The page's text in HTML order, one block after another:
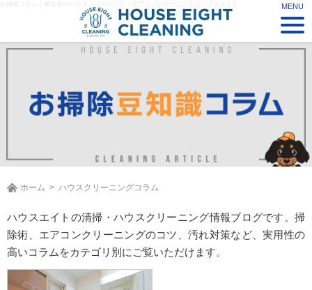
お掃除コラム｜横浜市のハウスクリーニング・エアコンクリーニングはハウスエイト
ホーム ハウスクリーニングコラム
ハウスエイトの清掃・ハウスクリーニング情報ブログです。掃
除術、エアコンクリーニングのコツ、汚れ対策など、実用性の
高いコラムをカテゴリ別にご覧いただけます。